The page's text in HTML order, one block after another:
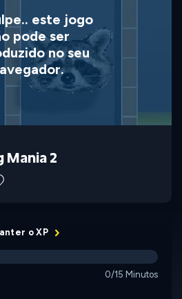
este jogo
pode ser
no seu
Mania 2
o XP
0/15 Minutos